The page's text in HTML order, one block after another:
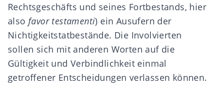
Rechtsgeschäfts und seines Fortbestands, hier
also favor testamenti) ein Ausufern der
Nichtigkeitstatbestände. Die Involvierten
sollen sich mit anderen Worten auf die
Gültigkeit und Verbindlichkeit einmal
getroffener Entscheidungen verlassen können.